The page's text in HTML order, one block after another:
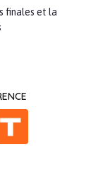
finales et la